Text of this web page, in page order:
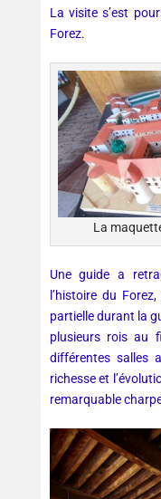
La visite s’est
Forez.
La
Une guide a
l’histoire du
partielle durant la
plusieurs rois au
différentes salles
richesse et
remarquable